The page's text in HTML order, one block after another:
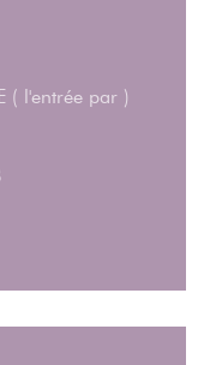
( l'entrée par )
numa nova
numa nova
((abre numa